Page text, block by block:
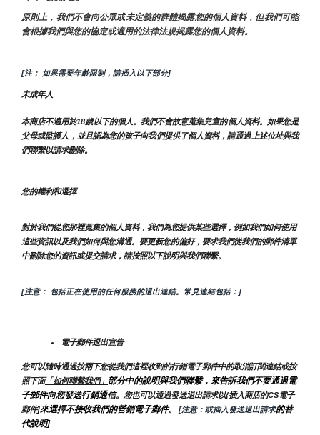
原則上，我們不會向公眾或未定義的群體揭露您的個人資料，但我們可能
會根據我們與您的協定或適用的法律法規揭露您的個人資料。
[注： 如果需要年齡限制，請插入以下部分]
未成年人
本商店不適用於18歲以下的個人。我們不會故意蒐集兒童的個人資料。如果您是
父母或監護人，並且認為您的孩子向我們提供了個人資料，請通過上述位址與我
們聯繫以請求刪除。
您的權利和選擇
對於我們從您那裡蒐集的個人資料，我們為您提供某些選擇，例如我們如何使用
這些資訊以及我們如何與您溝通。要更新您的偏好，要求我們從我們的郵件清單
中刪除您的資訊或提交請求，請按照以下說明與我們聯繫。
[注意： 包括正在使用的任何服務的退出連結。常見連結包括：]
電子郵件退出宣告
您可以隨時通過按兩下您從我們這裡收到的行銷電子郵件中的取消訂閱連結或按
照下面「如何聯繫我們」 部分中的說明與我們聯繫，來告訴我們不要通過電
子郵件向您發送行銷通信。您也可以通過發送退出請求以{插入商店的CS電子
郵件]來選擇不接收我們的營銷電子郵件。 [注意：或插入發送退出請求的替
代說明]